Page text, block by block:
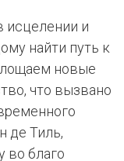
и
найти путь к
новые
что вызвано
де Тиль,
во благо